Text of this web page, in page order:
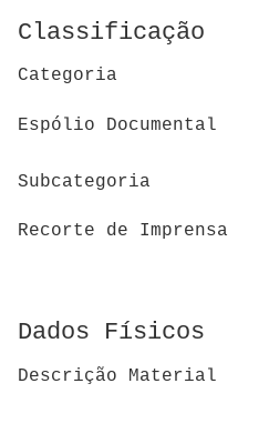
Classificação
Categoria
Espólio Documental
Subcategoria
Recorte de Imprensa
Dados Físicos
Descrição Material